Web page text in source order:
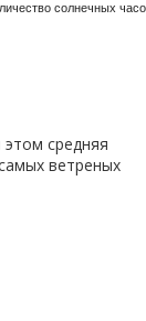
солнечных
средняя
ветреных